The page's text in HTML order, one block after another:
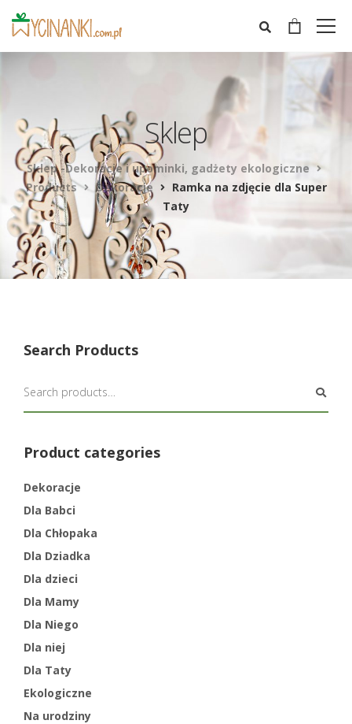
Sklep
Sklep -Dekoracje i upominki, gadżety ekologiczne
Products
Dekoracje
Ramka na zdjęcie dla Super
Taty
Search Products
Product categories
Dekoracje
Dla Babci
Dla Chłopaka
Dla Dziadka
Dla dzieci
Dla Mamy
Dla Niego
Dla niej
Dla Taty
Ekologiczne
Na urodziny